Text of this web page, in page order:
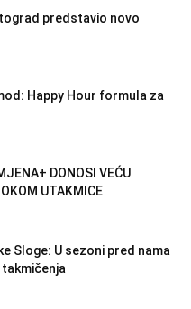
predstavio novo
Happy Hour formula za
DONOSI VEĆU
UTAKMICE
Sloge: U sezoni pred nama